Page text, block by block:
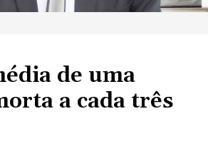
de uma
a cada três